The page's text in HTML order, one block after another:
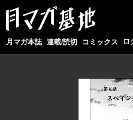
月マガ本誌 連載/読切 コミックス ロ